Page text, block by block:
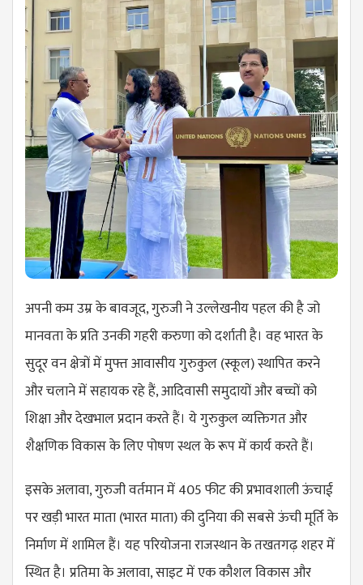
अपनी कम उम्र के बावजूद, गुरुजी ने उल्लेखनीय पहल की है जो
मानवता के प्रति उनकी गहरी करुणा को दर्शाती है। वह भारत के
सुदूर वन क्षेत्रों में मुफ्त आवासीय गुरुकुल (स्कूल) स्थापित करने
और चलाने में सहायक रहे हैं, आदिवासी समुदायों और बच्चों को
शिक्षा और देखभाल प्रदान करते हैं। ये गुरुकुल व्यक्तिगत और
शैक्षणिक विकास के लिए पोषण स्थल के रूप में कार्य करते हैं।
इसके अलावा, गुरुजी वर्तमान में 405 फीट की प्रभावशाली ऊंचाई
पर खड़ी भारत माता (भारत माता) की दुनिया की सबसे ऊंची मूर्ति के
निर्माण में शामिल हैं। यह परियोजना राजस्थान के तखतगढ़ शहर में
स्थित है। प्रतिमा के अलावा, साइट में एक कौशल विकास और